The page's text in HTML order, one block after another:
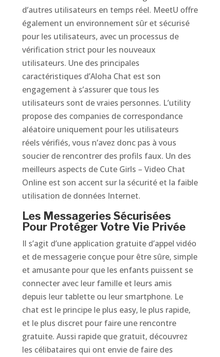
d’autres utilisateurs en temps réel. MeetU offre
également un environnement sûr et sécurisé
pour les utilisateurs, avec un processus de
vérification strict pour les nouveaux
utilisateurs. Une des principales
caractéristiques d’Aloha Chat est son
engagement à s’assurer que tous les
utilisateurs sont de vraies personnes. L’utility
propose des companies de correspondance
aléatoire uniquement pour les utilisateurs
réels vérifiés, vous n’avez donc pas à vous
soucier de rencontrer des profils faux. Un des
meilleurs aspects de Cute Girls – Video Chat
Online est son accent sur la sécurité et la faible
utilisation de données Internet.
Les Messageries Sécurisées
Pour Protéger Votre Vie Privée
Il s’agit d’une application gratuite d’appel vidéo
et de messagerie conçue pour être sûre, simple
et amusante pour que les enfants puissent se
connecter avec leur famille et leurs amis
depuis leur tablette ou leur smartphone. Le
chat est le principe le plus easy, le plus rapide,
et le plus discret pour faire une rencontre
gratuite. Aussi rapide que gratuit, découvrez
les célibataires qui ont envie de faire des